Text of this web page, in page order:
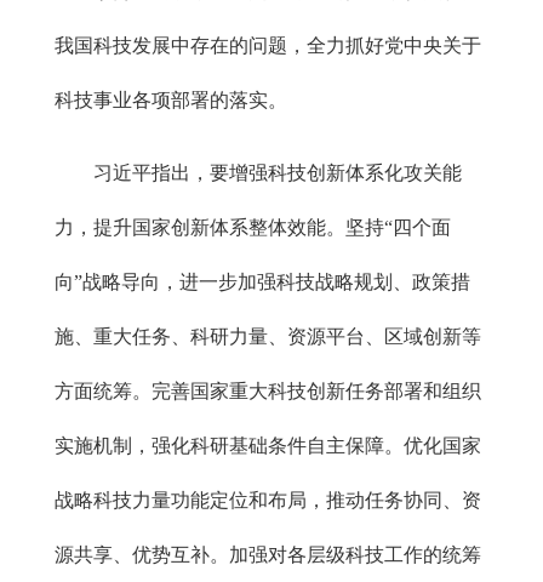
我国科技发展中存在的问题，全力抓好党中央关于
科技事业各项部署的落实。
习近平指出，要增强科技创新体系化攻关能
力，提升国家创新体系整体效能。坚持“四个面
向”战略导向，进一步加强科技战略规划、政策措
施、重大任务、科研力量、资源平台、区域创新等
方面统筹。完善国家重大科技创新任务部署和组织
实施机制，强化科研基础条件自主保障。优化国家
战略科技力量功能定位和布局，推动任务协同、资
源共享、优势互补。加强对各层级科技工作的统筹